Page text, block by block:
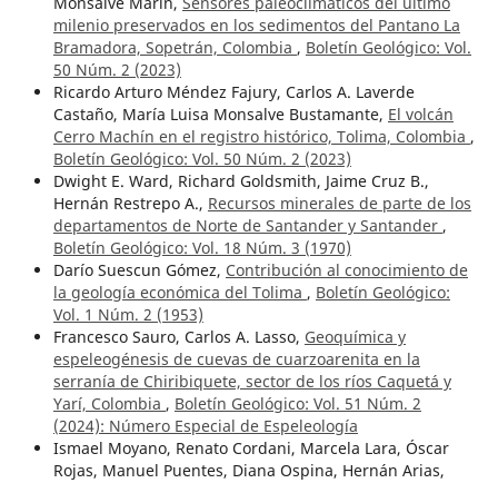
milenio preservados en los sedimentos del Pantano La
Bramadora, Sopetrán, Colombia , Boletín Geológico: Vol.
50 Núm. 2 (2023)
Ricardo Arturo Méndez Fajury, Carlos A. Laverde
Castaño, María Luisa Monsalve Bustamante, El volcán
Cerro Machín en el registro histórico, Tolima, Colombia ,
Boletín Geológico: Vol. 50 Núm. 2 (2023)
Dwight E. Ward, Richard Goldsmith, Jaime Cruz B.,
Hernán Restrepo A., Recursos minerales de parte de los
departamentos de Norte de Santander y Santander ,
Boletín Geológico: Vol. 18 Núm. 3 (1970)
Darío Suescun Gómez, Contribución al conocimiento de
la geología económica del Tolima , Boletín Geológico:
Vol. 1 Núm. 2 (1953)
Francesco Sauro, Carlos A. Lasso, Geoquímica y
espeleogénesis de cuevas de cuarzoarenita en la
serranía de Chiribiquete, sector de los ríos Caquetá y
Yarí, Colombia , Boletín Geológico: Vol. 51 Núm. 2
(2024): Número Especial de Espeleología
Ismael Moyano, Renato Cordani, Marcela Lara, Óscar
Rojas, Manuel Puentes, Diana Ospina, Hernán Arias,